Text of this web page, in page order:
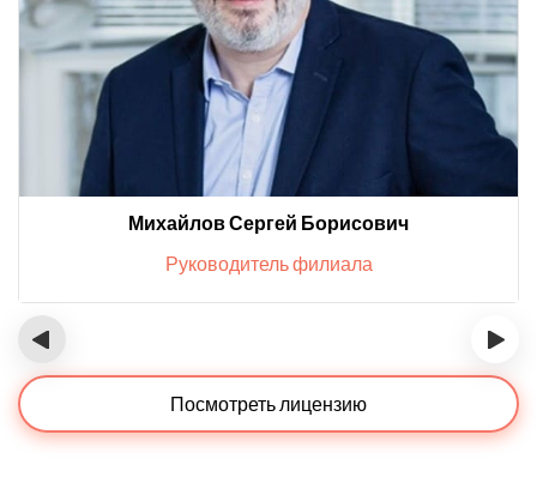
Михайлов Сергей Борисович
Руководитель филиала
‹ ›
Посмотреть лицензию